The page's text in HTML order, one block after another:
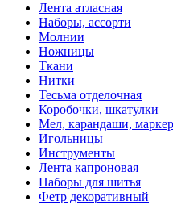
Лента атласная
Наборы, ассорти
Молнии
Ножницы
Ткани
Нитки
Тесьма отделочная
Коробочки, шкатулки
Мел, карандаши,
Игольницы
Инструменты
Лента капроновая
Наборы для шитья
Фетр декоративный